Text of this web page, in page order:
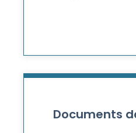
Documents